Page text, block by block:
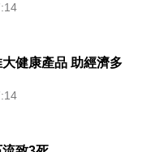
健康產品 助經濟多